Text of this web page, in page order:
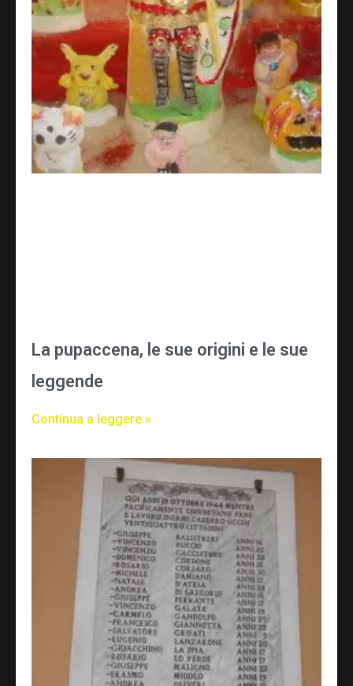
La pupaccena, le sue origini e le sue
leggende
Continua a leggere »